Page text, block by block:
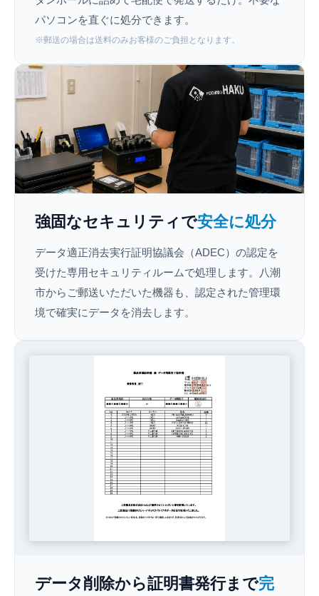
パソコンを直ぐに処分できます。
※郵送の場合は送料のみお客様のご負担となります。
強固なセキュリティで安全に処分
データ適正消去実行証明協議会（ADEC）の認定を
受けた専用セキュリティルームで処理します。八潮
市からご郵送いただいた機器も、認定された管理環
境で確実にデータを消去します。
データ削除から証明書発行まで完